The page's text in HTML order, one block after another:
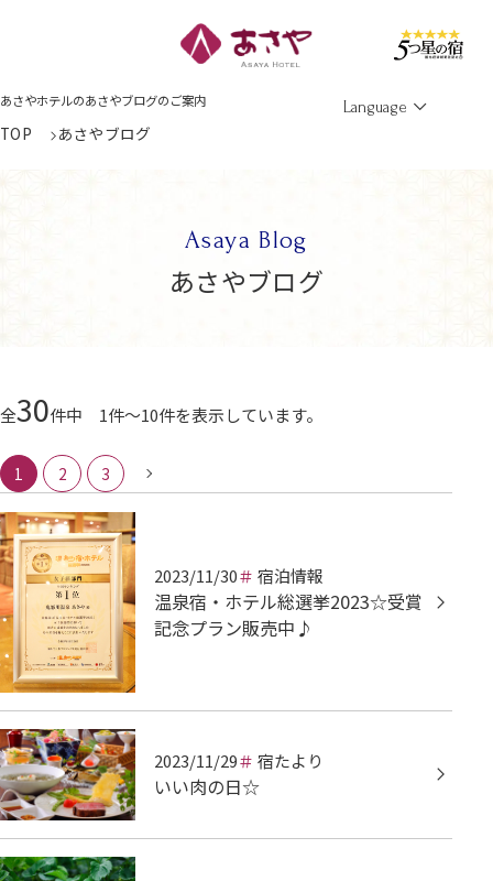
あさやホテルのあさやブログのご案内 Language
TOP あさやブログ
Asaya Blog
あさやブログ
全30件中 1件～10件を表示しています。
1 2 3
2023/11/30 宿泊情報
温泉宿・ホテル総選挙2023☆受賞
記念プラン販売中♪
2023/11/29 宿たより
いい肉の日☆